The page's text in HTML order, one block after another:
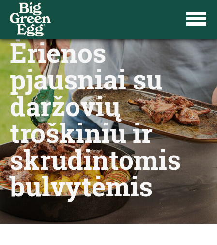
Ėrienos
pjausniai su
daržovių
troškiniu ir
skrudintomis
bulvytėmis